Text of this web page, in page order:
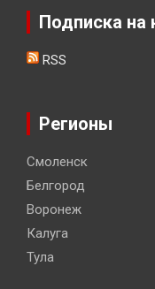
Подписка на
RSS
Регионы
Смоленск
Белгород
Воронеж
Калуга
Тула